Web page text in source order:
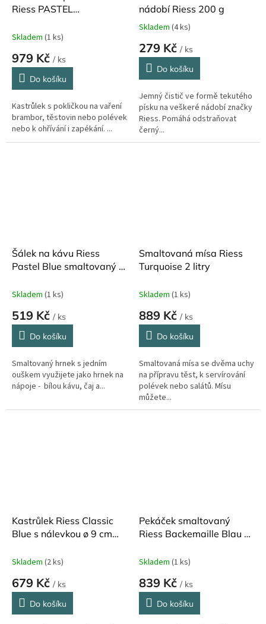
Riess PASTEL
cm
Skladem (1 ks)
979 Kč / ks
Do košíku
Kastrůlek s pokličkou na vaření
brambor, těstovin nebo polévek
nebo k ohřívání i zapékání. ...
nádobí Riess 200 g
Průměrné
hodnocení
produktu
5,0
5
hvězdiček.
Skladem (4 ks)
279 Kč / ks
Do košíku
Jemný čistič ve formě tekutého
písku na veškeré nádobí značky
Riess. Pomáhá odstraňovat
černý...
Šálek na kávu Riess
Pastel Blue smaltovaný ø
Skladem (1 ks)
519 Kč / ks
Do košíku
Smaltovaný hrnek s jedním
ouškem využijete jako hrnek na
nápoje - bílou kávu, čaj a...
Smaltovaná mísa Riess
Turquoise 2 litry
Skladem (1 ks)
889 Kč / ks
Do košíku
Smaltovaná mísa se dvěma uchy
na přípravu těst, k servírování
polévek nebo salátů. Mísu
můžete...
Kastrůlek Riess Classic
Blue s nálevkou ø 9 cm
Skladem (2 ks)
679 Kč / ks
Do košíku
Pekáček smaltovaný
Riess Backemaille Blau ø
Skladem (1 ks)
839 Kč / ks
Do košíku